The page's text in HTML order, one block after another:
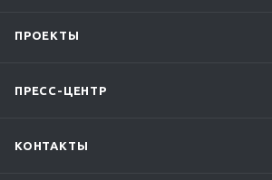
ПРОЕКТЫ
ПРЕСС-ЦЕНТР
КОНТАКТЫ